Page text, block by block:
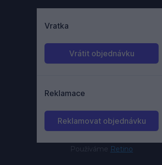
Používáme Retino